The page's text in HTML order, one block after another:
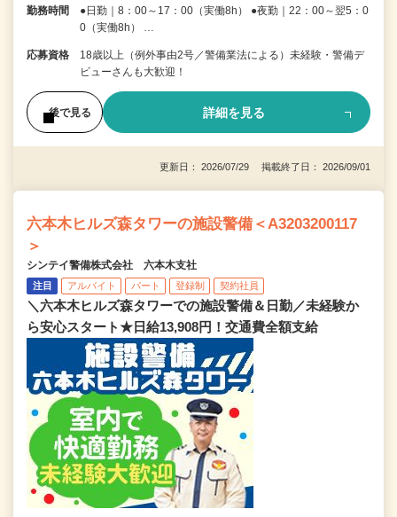
勤務時間
●日勤｜8：00～17：00（実働8h） ●夜勤｜22：00～翌5：0
0（実働8h） …
応募資格
18歳以上（例外事由2号／警備業法による）未経験・警備デ
ビューさんも大歓迎！
後で見る 詳細を見る
更新日： 2026/07/29 掲載終了日： 2026/09/01
六本木ヒルズ森タワーの施設警備＜A3203200117
＞
シンテイ警備株式会社 六本木支社
注目 アルバイト パート 登録制 契約社員
＼六本木ヒルズ森タワーでの施設警備＆日勤／未経験か
ら安心スタート★日給13,908円！交通費全額支給